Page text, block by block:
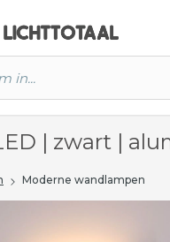
| zwart |
Moderne wandlampen